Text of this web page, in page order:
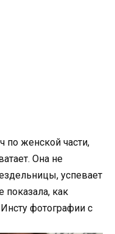
по женской части,
Она не
успевает
показала, как
фотографии с